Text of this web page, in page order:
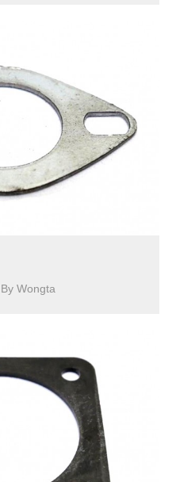
By Wongta